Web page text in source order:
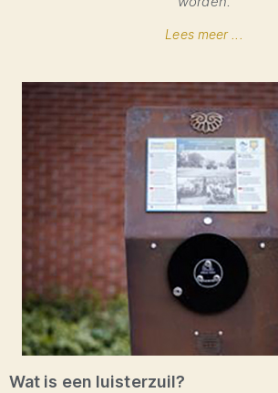
Lees meer ...
Wat is een luisterzuil?